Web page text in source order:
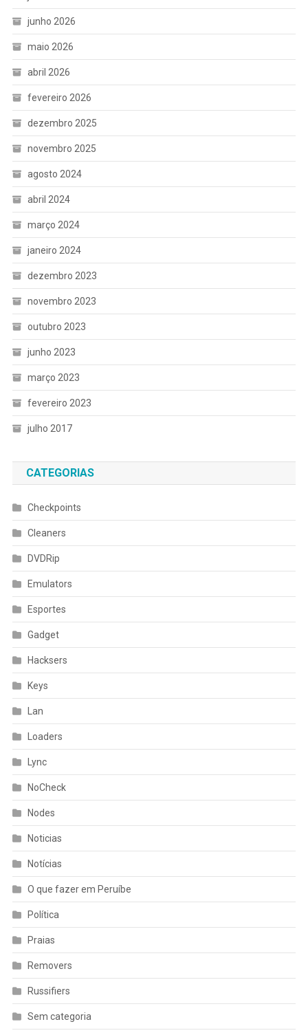
junho 2026
maio 2026
abril 2026
fevereiro 2026
dezembro 2025
novembro 2025
agosto 2024
abril 2024
março 2024
janeiro 2024
dezembro 2023
novembro 2023
outubro 2023
junho 2023
março 2023
fevereiro 2023
julho 2017
CATEGORIAS
Checkpoints
Cleaners
DVDRip
Emulators
Esportes
Gadget
Hacksers
Keys
Lan
Loaders
Lync
NoCheck
Nodes
Noticias
Notícias
O que fazer em Peruíbe
Política
Praias
Removers
Russifiers
Sem categoria